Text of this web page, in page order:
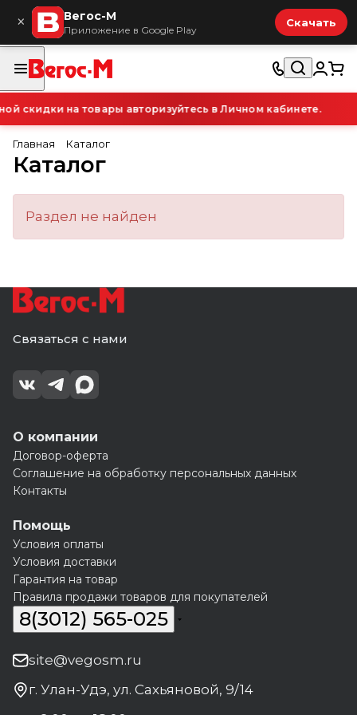
× Вегос-М
Приложение в Google Play
Скачать
скидки на товары авторизуйтесь в Личном кабинете.
Главная Каталог
Каталог
Раздел не найден
Связаться с нами
О компании
Договор-оферта
Соглашение на обработку персональных данных
Контакты
Помощь
Условия оплаты
Условия доставки
Гарантия на товар
Правила продажи товаров для покупателей
8(3012) 565-025
site@vegosm.ru
г. Улан-Удэ, ул. Сахьяновой, 9/14